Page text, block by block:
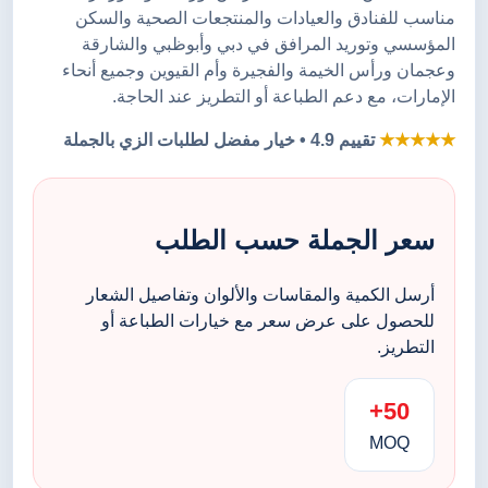
مناسب للفنادق والعيادات والمنتجعات الصحية والسكن
المؤسسي وتوريد المرافق في دبي وأبوظبي والشارقة
وعجمان ورأس الخيمة والفجيرة وأم القيوين وجميع أنحاء
الإمارات، مع دعم الطباعة أو التطريز عند الحاجة.
★★★★★تقييم 4.9 • خيار مفضل لطلبات الزي بالجملة
سعر الجملة حسب الطلب
أرسل الكمية والمقاسات والألوان وتفاصيل الشعار
للحصول على عرض سعر مع خيارات الطباعة أو
التطريز.
50+
MOQ